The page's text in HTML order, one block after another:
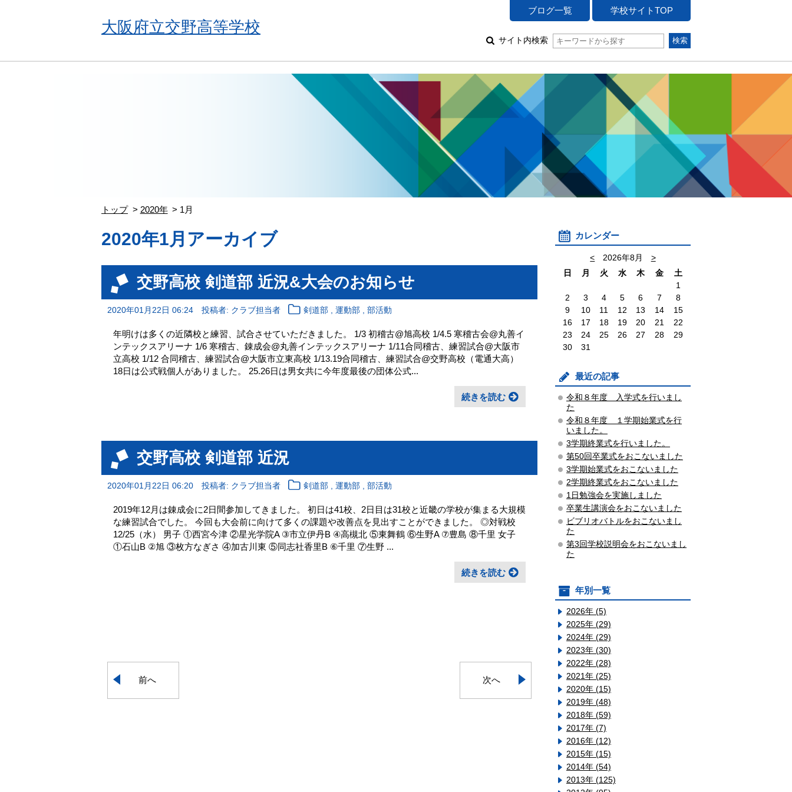
大阪府立交野高等学校
ブログ一覧 学校サイトTOP
サイト内検索
トップ 2020年 1月
2020年1月アーカイブ
交野高校 剣道部 近況&大会のお知らせ
2020年01月22日 06:24 投稿者: クラブ担当者 剣道部 ,運動部 ,部活動
年明けは多くの近隣校と練習、試合させていただきました。 1/3 初稽古@旭高校 1/4.5 寒稽古会@丸善イ
ンテックスアリーナ 1/6 寒稽古、錬成会@丸善インテックスアリーナ 1/11合同稽古、練習試合@大阪市
立高校 1/12 合同稽古、練習試合@大阪市立東高校 1/13.19合同稽古、練習試合@交野高校（電通大高）
18日は公式戦個人がありました。 25.26日は男女共に今年度最後の団体公式...
続きを読む
交野高校 剣道部 近況
2020年01月22日 06:20 投稿者: クラブ担当者 剣道部 ,運動部 ,部活動
2019年12月は錬成会に2日間参加してきました。 初日は41校、2日目は31校と近畿の学校が集まる大規模
な練習試合でした。 今回も大会前に向けて多くの課題や改善点を見出すことができました。 ◎対戦校
12/25（水） 男子 ①西宮今津 ②星光学院A ③市立伊丹B ④高槻北 ⑤東舞鶴 ⑥生野A ⑦豊島 ⑧千里 女子
①石山B ②旭 ③枚方なぎさ ④加古川東 ⑤同志社香里B ⑥千里 ⑦生野 ...
続きを読む
前へ 次へ
カレンダー
< 2026年8月
>
日
月 火 水 木 金
土
1
2
3 4 5 6 7
8
9
10 11 12 13 14
15
16
17 18 19 20 21
22
23
24 25 26 27 28
29
30
31
最近の記事
令和８年度 入学式を行いまし
た
令和８年度 １学期始業式を行
いました。
3学期終業式を行いました。
第50回卒業式をおこないました
3学期始業式をおこないました
2学期終業式をおこないました
1日勉強会を実施しました
卒業生講演会をおこないました
ビブリオバトルをおこないまし
た
第3回学校説明会をおこないまし
た
年別一覧
2026年 (5)
2025年 (29)
2024年 (29)
2023年 (30)
2022年 (28)
2021年 (25)
2020年 (15)
2019年 (48)
2018年 (59)
2017年 (7)
2016年 (12)
2015年 (15)
2014年 (54)
2013年 (125)